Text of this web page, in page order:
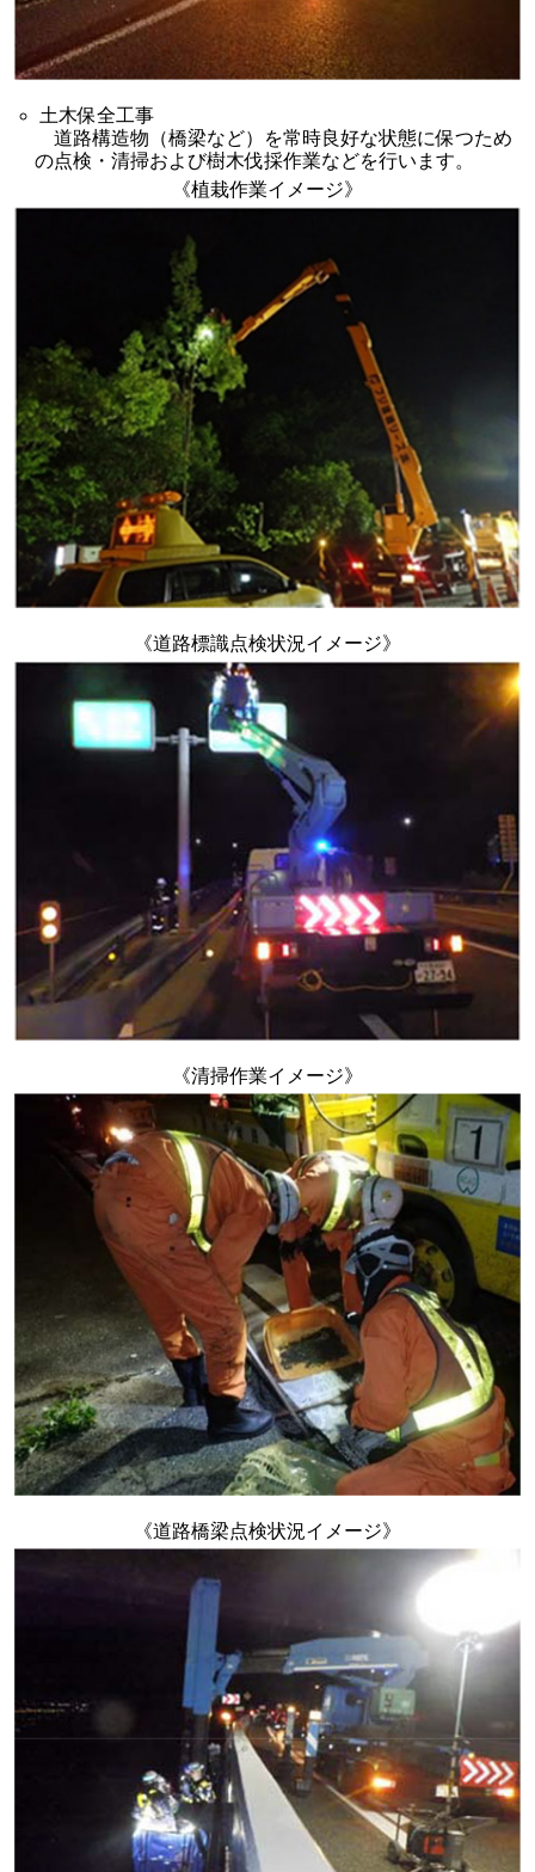
土木保全工事
道路構造物（橋梁など）を常時良好な状態に保つため
の点検・清掃および樹木伐採作業などを行います。
《植栽作業イメージ》
《道路標識点検状況イメージ》
《清掃作業イメージ》
《道路橋梁点検状況イメージ》